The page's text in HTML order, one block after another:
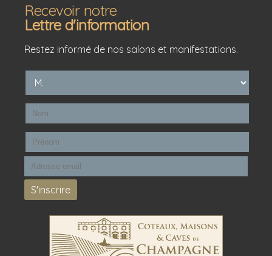
Recevoir notre
Lettre d'information
Restez informé de nos salons et manifestations.